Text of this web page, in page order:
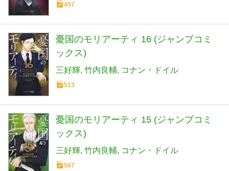
457
憂国のモリアーティ 16 (ジャンプコミ
ックス)
三好輝 竹内良輔 コナン・ドイル
513
憂国のモリアーティ 15 (ジャンプコミ
ックス)
三好輝 竹内良輔 コナン・ドイル
567